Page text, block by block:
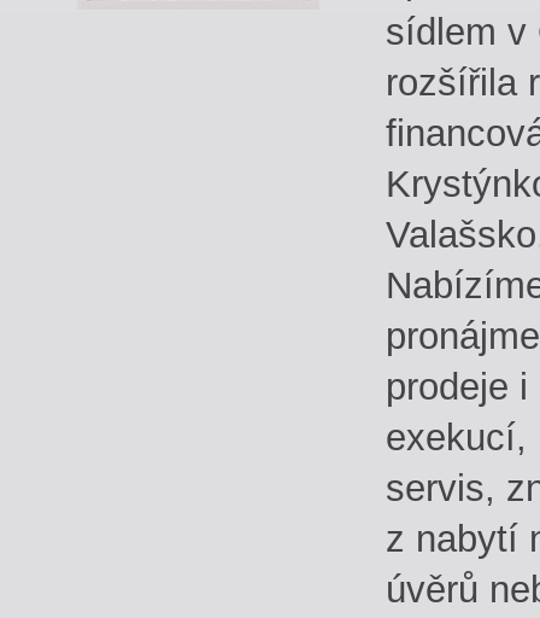
sídlem v
rozšířila
prodeje
exekucí,
servis,
z nabytí
úvěrů